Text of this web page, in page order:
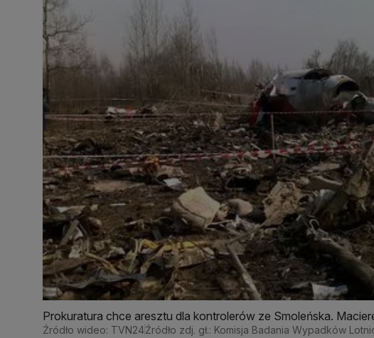
Prokuratura chce aresztu dla kontrolerów ze Smoleńska.
(17.09.2020)
Źródło wideo: TVN24Źródło zdj. gł.: Komisja Badania Wypadków